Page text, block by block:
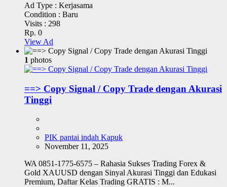
Ad Type : Kerjasama
Condition : Baru
Visits : 298
Rp. 0
View Ad
1 photos
==> Copy Signal / Copy Trade dengan Akurasi
Tinggi
PIK pantai indah Kapuk
November 11, 2025
WA 0851-1775-6575 – Rahasia Sukses Trading Forex &
Gold XAUUSD dengan Sinyal Akurasi Tinggi dan Edukasi
Premium, Daftar Kelas Trading GRATIS : M...